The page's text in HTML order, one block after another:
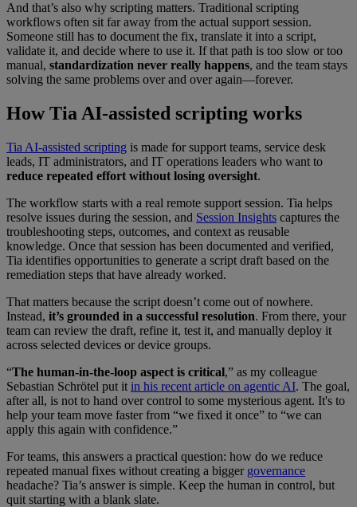
And that’s also why scripting matters. Traditional scripting
workflows often sit far away from the actual support session.
Someone still has to document the fix, translate it into a script,
validate it, and decide where to use it. If that path is too slow or too
manual, standardization never really happens, and the team stays
solving the same problems over and over again—forever.
How Tia AI-assisted scripting works
Tia AI-assisted scripting is made for support teams, service desk
leads, IT administrators, and IT operations leaders who want to
reduce repeated effort without losing oversight.
The workflow starts with a real remote support session. Tia helps
resolve issues during the session, and Session Insights captures the
troubleshooting steps, outcomes, and context as reusable
knowledge. Once that session has been documented and verified,
Tia identifies opportunities to generate a script draft based on the
remediation steps that have already worked.
That matters because the script doesn’t come out of nowhere.
Instead, it’s grounded in a successful resolution. From there, your
team can review the draft, refine it, test it, and manually deploy it
across selected devices or device groups.
“The human-in-the-loop aspect is critical,” as my colleague
Sebastian Schrötel put it in his recent article on agentic AI. The goal,
after all, is not to hand over control to some mysterious agent. It's to
help your team move faster from “we fixed it once” to “we can
apply this again with confidence.”
For teams, this answers a practical question: how do we reduce
repeated manual fixes without creating a bigger governance
headache? Tia’s answer is simple. Keep the human in control, but
quit starting with a blank slate.